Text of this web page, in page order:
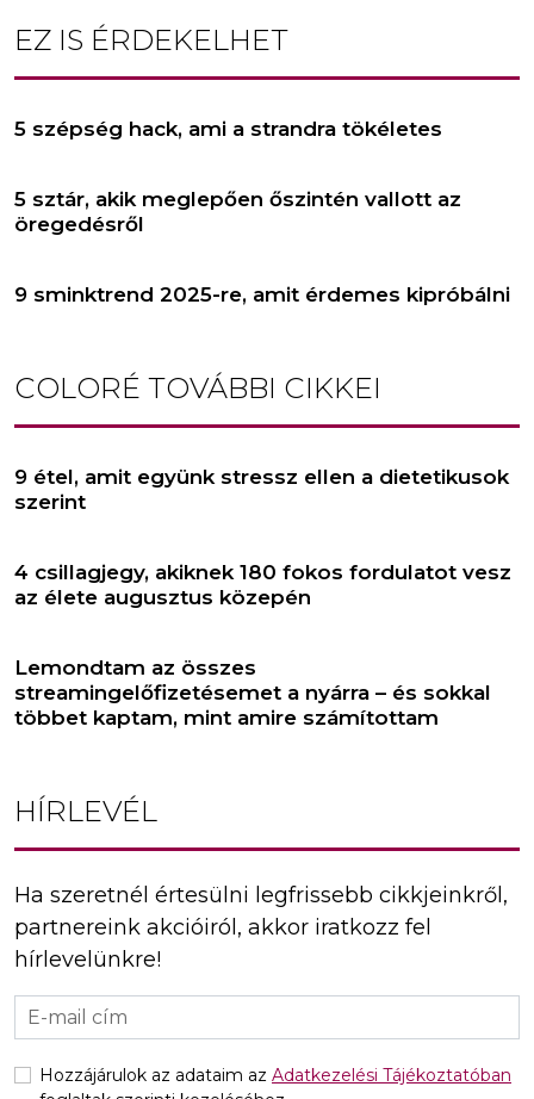
EZ IS ÉRDEKELHET
5 szépség hack, ami a strandra tökéletes
5 sztár, akik meglepően őszintén vallott az
öregedésről
9 sminktrend 2025-re, amit érdemes kipróbálni
COLORÉ TOVÁBBI CIKKEI
9 étel, amit együnk stressz ellen a dietetikusok
szerint
4 csillagjegy, akiknek 180 fokos fordulatot vesz
az élete augusztus közepén
Lemondtam az összes
streamingelőfizetésemet a nyárra – és sokkal
többet kaptam, mint amire számítottam
HÍRLEVÉL
Ha szeretnél értesülni legfrissebb cikkjeinkről,
partnereink akcióiról, akkor iratkozz fel
hírlevelünkre!
Hozzájárulok az adataim az Adatkezelési Tájékoztatóban